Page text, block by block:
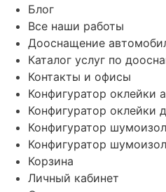
Блог
Все наши работы
Дооснащение
Каталог услуг по
Контакты и офисы
Конфигуратор оклейки
Конфигуратор оклейки
Конфигуратор
Конфигуратор
Корзина
Личный кабинет